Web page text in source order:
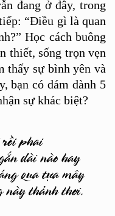
đang ở đây, trong
“Điều gì là quan
” Học cách buông
n thiết, sống trọn vẹn
thấy sự bình yên và
bạn có dám dành 5
sự khác biệt?
phai
dài nào hay
qua tựa mây
này thảnh thơi.